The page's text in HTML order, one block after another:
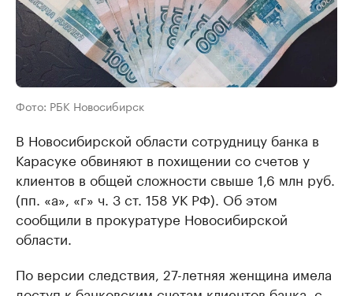
Фото: РБК Новосибирск
В Новосибирской области сотрудницу банка в
Карасуке обвиняют в похищении со счетов у
клиентов в общей сложности свыше 1,6 млн руб.
(пп. «а», «г» ч. 3 ст. 158 УК РФ). Об этом
сообщили в прокуратуре Новосибирской
области.
По версии следствия, 27-летняя женщина имела